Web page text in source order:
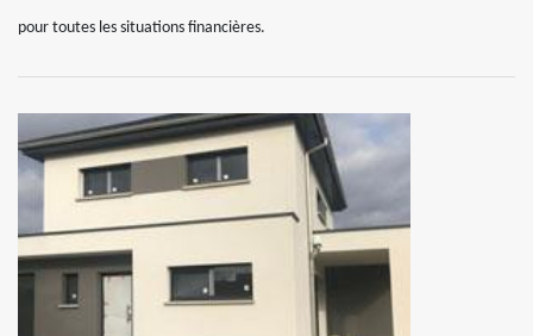
pour toutes les situations financières.